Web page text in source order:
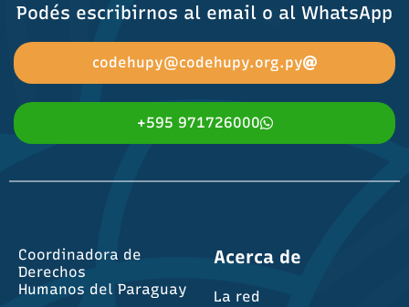
Podés escribirnos al email o al WhatsApp
codehupy@codehupy.org.py
+595 971726000
Coordinadora de
Derechos
Humanos del Paraguay
Acerca de
La red